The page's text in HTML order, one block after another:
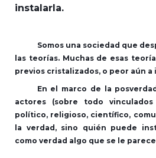
instalarla.
Somos una sociedad que
las teorías. Muchas de esas
previos cristalizados, o peor aún
En el marco de la
actores (sobre todo
político, religioso, científico,
la verdad, sino quién puede
como verdad algo que se le